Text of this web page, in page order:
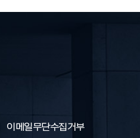
이메일무단수집거부